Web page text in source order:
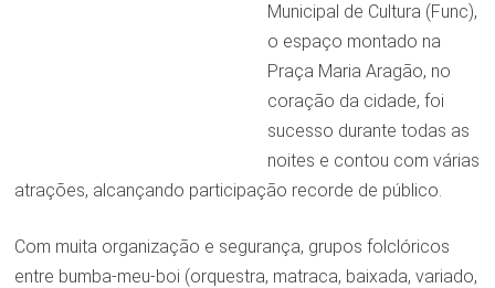
Municipal de Cultura (Func),
o espaço montado na
Praça Maria Aragão, no
coração da cidade, foi
sucesso durante todas as
noites e contou com várias
atrações, alcançando participação recorde de público.
Com muita organização e segurança, grupos folclóricos
entre bumba-meu-boi (orquestra, matraca, baixada, variado,